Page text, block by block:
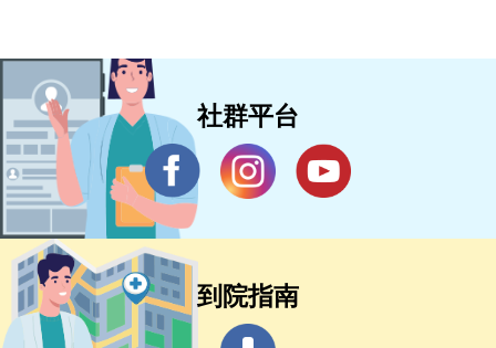
社群平台
到院指南